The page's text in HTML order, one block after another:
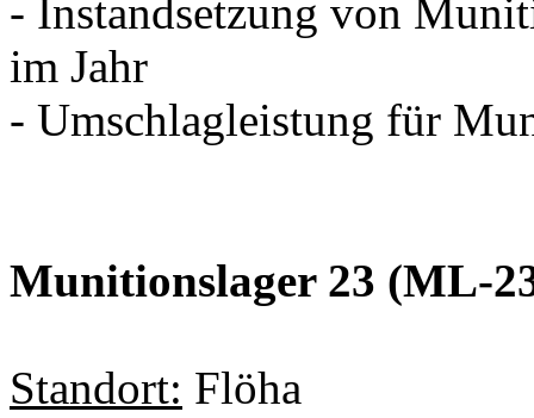
- Instandsetzung von
im Jahr
- Umschlagleistung für
Munitionslager 23 (ML-
Standort: Flöha